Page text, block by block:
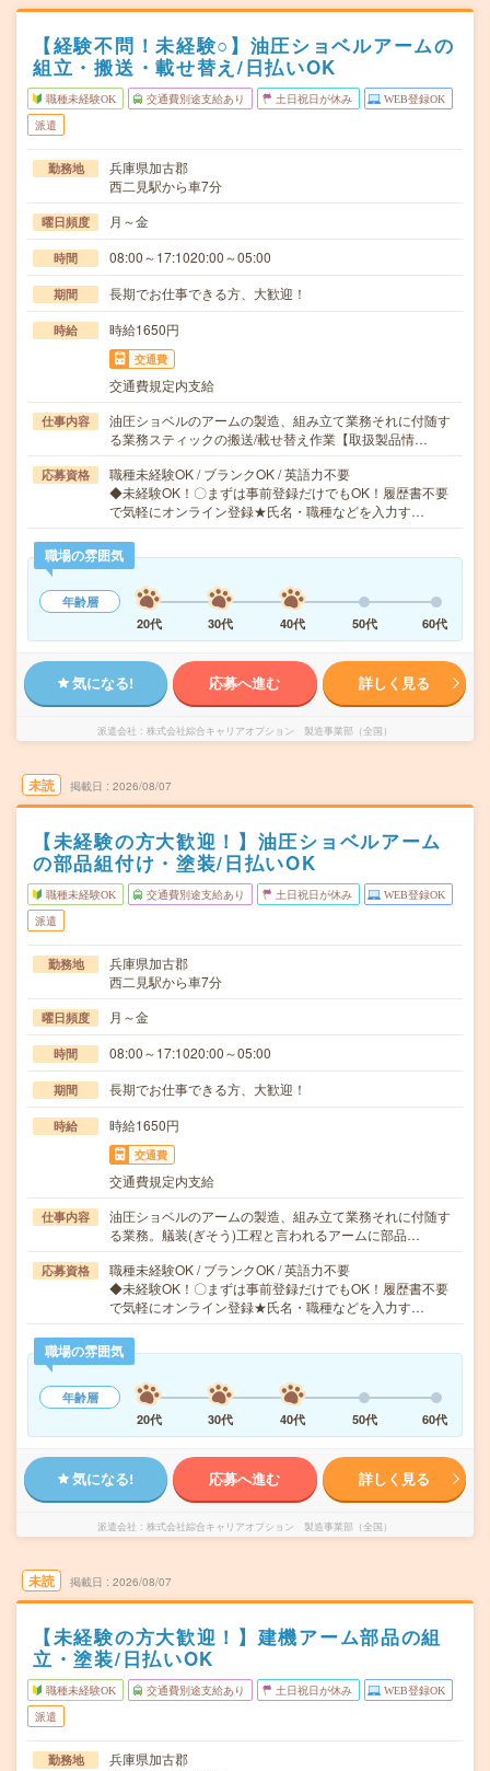
【経験不問！未経験○】油圧ショベルアームの
組立・搬送・載せ替え/日払いOK
職種未経験OK 交通費別途支給あり 土日祝日が休み WEB登録OK
派遣
勤務地
兵庫県加古郡
西二見駅から車7分
曜日頻度 月～金
時間 08:00～17:1020:00～05:00
期間 長期でお仕事できる方、大歓迎！
時給 時給1650円
交通費
交通費規定内支給
仕事内容
油圧ショベルのアームの製造、組み立て業務それに付随す
る業務スティックの搬送/載せ替え作業【取扱製品情…
応募資格
職種未経験OK / ブランクOK / 英語力不要
◆未経験OK！〇まずは事前登録だけでもOK！履歴書不要
で気軽にオンライン登録★氏名・職種などを入力す…
職場の雰囲気
年齢層
20代
30代 40代 50代 60代
気になる! 応募へ進む 詳しく見る
派遣会社 株式会社綜合キャリアオプション 製造事業部（全国）
未読 掲載日 2026/08/07
【未経験の方大歓迎！】油圧ショベルアーム
の部品組付け・塗装/日払いOK
職種未経験OK 交通費別途支給あり 土日祝日が休み WEB登録OK
派遣
勤務地
兵庫県加古郡
西二見駅から車7分
曜日頻度 月～金
時間 08:00～17:1020:00～05:00
期間 長期でお仕事できる方、大歓迎！
時給 時給1650円
交通費
交通費規定内支給
仕事内容
油圧ショベルのアームの製造、組み立て業務それに付随す
る業務。艤装(ぎそう)工程と言われるアームに部品…
応募資格
職種未経験OK / ブランクOK / 英語力不要
◆未経験OK！〇まずは事前登録だけでもOK！履歴書不要
で気軽にオンライン登録★氏名・職種などを入力す…
職場の雰囲気
年齢層
20代
30代 40代 50代 60代
気になる! 応募へ進む 詳しく見る
派遣会社 株式会社綜合キャリアオプション 製造事業部（全国）
未読 掲載日 2026/08/07
【未経験の方大歓迎！】建機アーム部品の組
立・塗装/日払いOK
職種未経験OK 交通費別途支給あり 土日祝日が休み WEB登録OK
派遣
勤務地
兵庫県加古郡